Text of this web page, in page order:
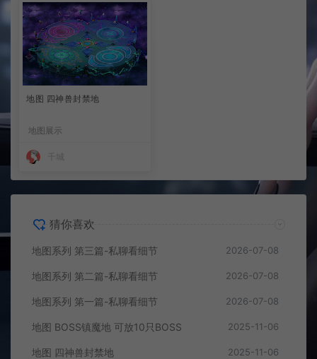
地图 四神兽封禁地
地图展示
猜你喜欢
地图系列 第三篇-私聊看细节 2026-07-08
地图系列 第二篇-私聊看细节 2026-07-08
地图系列 第一篇-私聊看细节 2026-07-08
地图 BOSS镇魔地 可放10只BOSS 2025-11-06
地图 四神兽封禁地 2025-11-06